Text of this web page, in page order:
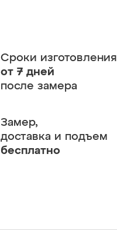
Сроки изготовления
от 7 дней
после замера
Замер,
доставка и подъем
бесплатно